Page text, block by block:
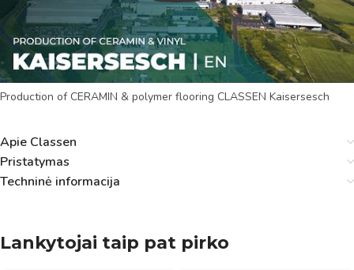
Production of CERAMIN & polymer flooring CLASSEN Kaisersesch
Apie Classen
Pristatymas
Techninė informacija
Lankytojai taip pat pirko